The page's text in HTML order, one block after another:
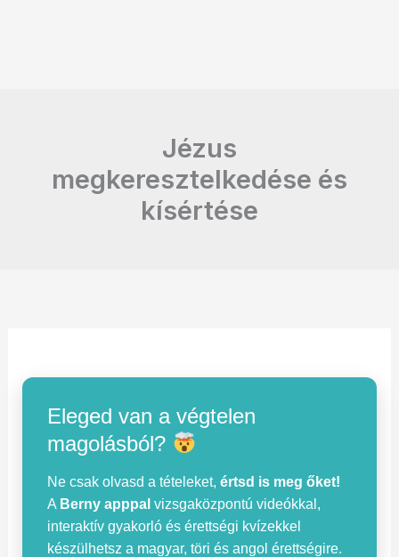
Jézus
megkeresztelkedése és
kísértése
Eleged van a végtelen
magolásból?
Ne csak olvasd a tételeket,értsd is meg őket!
A Berny apppal vizsgaközpontú videókkal,
interaktív gyakorló és érettségi kvízekkel
készülhetsz a magyar, töri és angol érettségire.